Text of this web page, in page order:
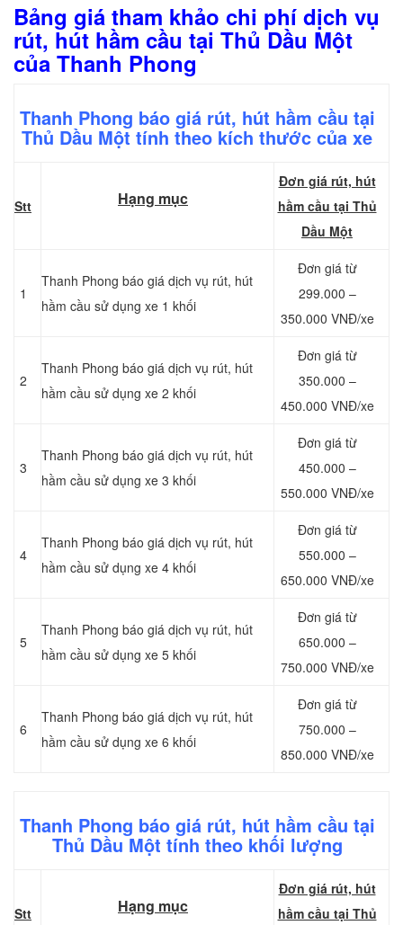
Bảng giá tham khảo chi phí dịch vụ
rút, hút hầm cầu tại Thủ Dầu Một
của Thanh Phong
Thanh Phong báo giá rút, hút hầm cầu tại
Thủ Dầu Một tính theo kích thước của xe
Stt Hạng mục
Đơn giá rút, hút
hầm cầu tại Thủ
Dầu Một
1
Thanh Phong báo giá dịch vụ rút, hút
hầm cầu sử dụng xe 1 khối
Đơn giá từ
299.000 –
350.000 VNĐ/xe
2
Thanh Phong báo giá dịch vụ rút, hút
hầm cầu sử dụng xe 2 khối
Đơn giá từ
350.000 –
450.000 VNĐ/xe
3
Thanh Phong báo giá dịch vụ rút, hút
hầm cầu sử dụng xe 3 khối
Đơn giá từ
450.000 –
550.000 VNĐ/xe
4
Thanh Phong báo giá dịch vụ rút, hút
hầm cầu sử dụng xe 4 khối
Đơn giá từ
550.000 –
650.000 VNĐ/xe
5
Thanh Phong báo giá dịch vụ rút, hút
hầm cầu sử dụng xe 5 khối
Đơn giá từ
650.000 –
750.000 VNĐ/xe
6
Thanh Phong báo giá dịch vụ rút, hút
hầm cầu sử dụng xe 6 khối
Đơn giá từ
750.000 –
850.000 VNĐ/xe
Thanh Phong báo giá rút, hút hầm cầu tại
Thủ Dầu Một tính theo khối lượng
Stt Hạng mục
Đơn giá rút, hút
hầm cầu tại Thủ